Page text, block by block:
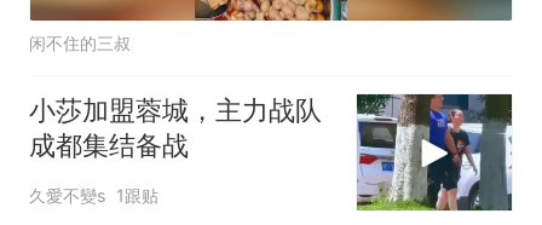
闲不住的三叔
小莎加盟蓉城，主力战队
成都集结备战
久愛不變s 1跟贴